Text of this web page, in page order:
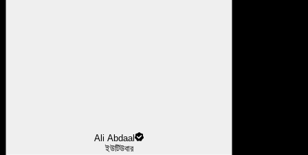
Ali Abdaal
ইউটিউবার